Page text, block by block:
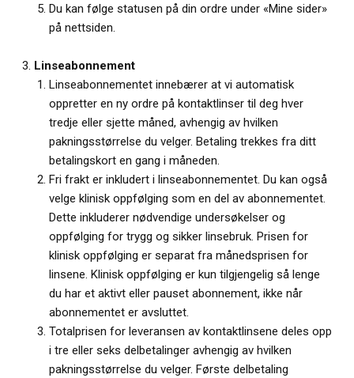
Du kan følge statusen på din ordre under «Mine sider»
på nettsiden.
Linseabonnement
Linseabonnementet innebærer at vi automatisk
oppretter en ny ordre på kontaktlinser til deg hver
tredje eller sjette måned, avhengig av hvilken
pakningsstørrelse du velger. Betaling trekkes fra ditt
betalingskort en gang i måneden.
Fri frakt er inkludert i linseabonnementet. Du kan også
velge klinisk oppfølging som en del av abonnementet.
Dette inkluderer nødvendige undersøkelser og
oppfølging for trygg og sikker linsebruk. Prisen for
klinisk oppfølging er separat fra månedsprisen for
linsene. Klinisk oppfølging er kun tilgjengelig så lenge
du har et aktivt eller pauset abonnement, ikke når
abonnementet er avsluttet.
Totalprisen for leveransen av kontaktlinsene deles opp
i tre eller seks delbetalinger avhengig av hvilken
pakningsstørrelse du velger. Første delbetaling